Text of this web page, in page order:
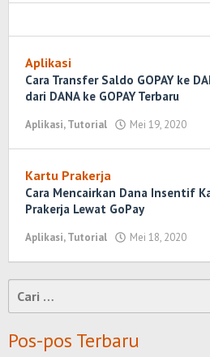
Aplikasi
Cara Transfer Saldo GOPAY ke
dari DANA ke GOPAY Terbaru
Aplikasi,Tutorial Mei 19, 2020
Kartu Prakerja
Cara Mencairkan Dana Insentif
Prakerja Lewat GoPay
Aplikasi,Tutorial Mei 18, 2020
Cari
untuk:
Pos-pos Terbaru